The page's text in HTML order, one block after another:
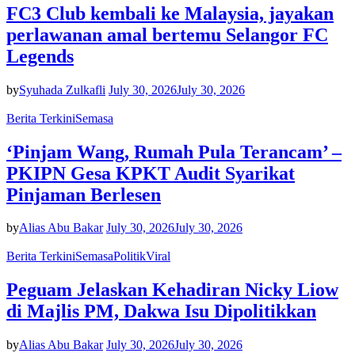
FC3 Club kembali ke Malaysia, jayakan
perlawanan amal bertemu Selangor FC
Legends
bySyuhada Zulkafli July 30, 2026July 30, 2026
Berita TerkiniSemasa
‘Pinjam Wang, Rumah Pula Terancam’ –
PKIPN Gesa KPKT Audit Syarikat
Pinjaman Berlesen
byAlias Abu Bakar July 30, 2026July 30, 2026
Berita TerkiniSemasaPolitikViral
Peguam Jelaskan Kehadiran Nicky Liow
di Majlis PM, Dakwa Isu Dipolitikkan
byAlias Abu Bakar July 30, 2026July 30, 2026